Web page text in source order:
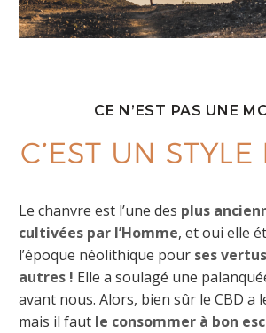
CE N’EST PAS UNE
C’EST UN
Le chanvre est l’une des plus
cultivées par l’Homme, et oui elle
l’époque néolithique pour ses
autres ! Elle a soulagé une
avant nous. Alors, bien sûr le CBD a
mais il faut le consommer à bon